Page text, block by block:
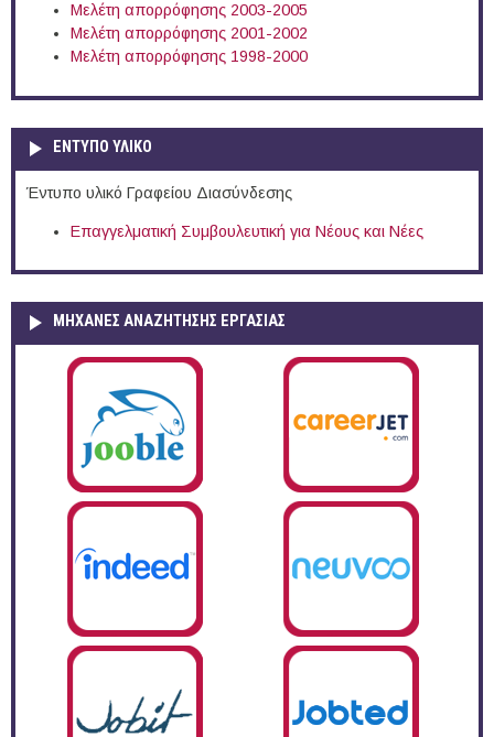
Μελέτη απορρόφησης 2003-2005
Μελέτη απορρόφησης 2001-2002
Μελέτη απορρόφησης 1998-2000
ΕΝΤΥΠΟ ΥΛΙΚΟ
Έντυπο υλικό Γραφείου Διασύνδεσης
Επαγγελματική Συμβουλευτική για Νέους και Νέες
ΜΗΧΑΝΕΣ ΑΝΑΖΗΤΗΣΗΣ ΕΡΓΑΣΙΑΣ